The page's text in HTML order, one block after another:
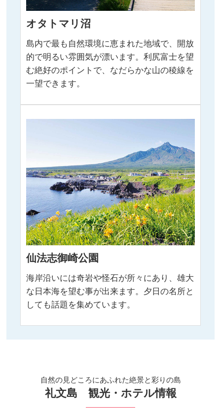
オタトマリ沼
島内で最も自然環境に恵まれた地域で、開放
的で明るい雰囲気が漂います。利尻富士を望
む絶好のポイントで、なだらかな山の稜線を
一望できます。
仙法志御崎公園
海岸沿いには奇岩や怪石が所々にあり、雄大
な日本海を望む事が出来ます。夕日の名所と
しても話題を集めています。
自然の見どころにあふれた絶景と彩りの島
礼文島 観光・ホテル情報